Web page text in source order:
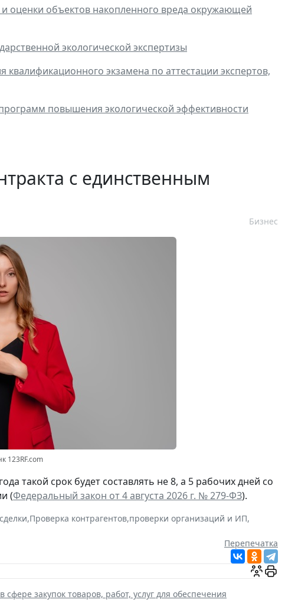
оценки объектов накопленного вреда окружающей
экологической экспертизы
экзамена по аттестации экспертов,
повышения экологической эффективности
с единственным
Бизнес
123RF.com
такой срок будет составлять не 8, а 5 рабочих дней со
(Федеральный закон от 4 августа 2026 г. № 279-ФЗ).
,Проверка контрагентов,проверки организаций и ИП,
Перепечатка
сфере закупок товаров, работ, услуг для обеспечения